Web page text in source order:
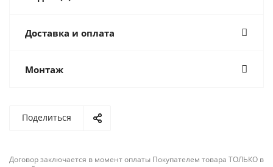
Доставка и оплата
Монтаж
Поделиться
Договор заключается в момент оплаты Покупателем товара ТОЛЬКО в